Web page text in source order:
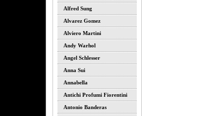
Alfred Sung
Alvarez Gomez
Alviero Martini
Andy Warhol
Angel Schlesser
Anna Sui
Annabella
Antichi Profumi Fiorentini
Antonio Banderas